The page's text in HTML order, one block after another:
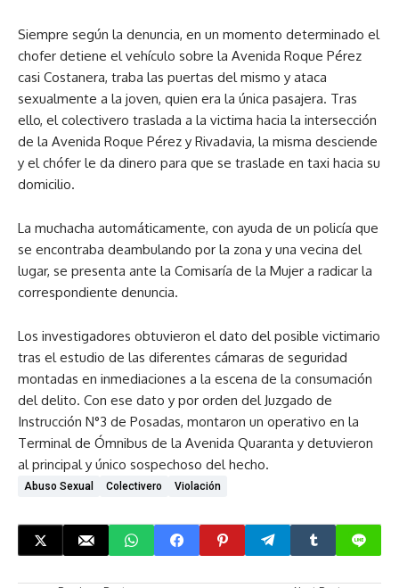
Siempre según la denuncia, en un momento determinado el
chofer detiene el vehículo sobre la Avenida Roque Pérez
casi Costanera, traba las puertas del mismo y ataca
sexualmente a la joven, quien era la única pasajera. Tras
ello, el colectivero traslada a la victima hacia la intersección
de la Avenida Roque Pérez y Rivadavia, la misma desciende
y el chófer le da dinero para que se traslade en taxi hacia su
domicilio.
La muchacha automáticamente, con ayuda de un policía que
se encontraba deambulando por la zona y una vecina del
lugar, se presenta ante la Comisaría de la Mujer a radicar la
correspondiente denuncia.
Los investigadores obtuvieron el dato del posible victimario
tras el estudio de las diferentes cámaras de seguridad
montadas en inmediaciones a la escena de la consumación
del delito. Con ese dato y por orden del Juzgado de
Instrucción N°3 de Posadas, montaron un operativo en la
Terminal de Ómnibus de la Avenida Quaranta y detuvieron
al principal y único sospechoso del hecho.
Abuso Sexual Colectivero Violación